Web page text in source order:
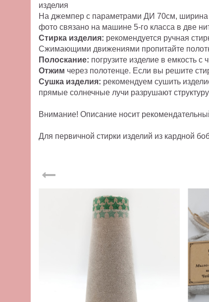
изделия
На джемпер с параметрами ДИ 70см, ширина
фото связано на машине 5-го класса в две
Стирка изделия: рекомендуется ручная
Сжимающими движениями пропитайте
Полоскание: погрузите изделие в емкость
Отжим через полотенце. Если вы решите
Сушка изделия: рекомендуем сушить
прямые солнечные лучи разрушают
Внимание! Описание носит
Для первичной стирки изделий из кардной